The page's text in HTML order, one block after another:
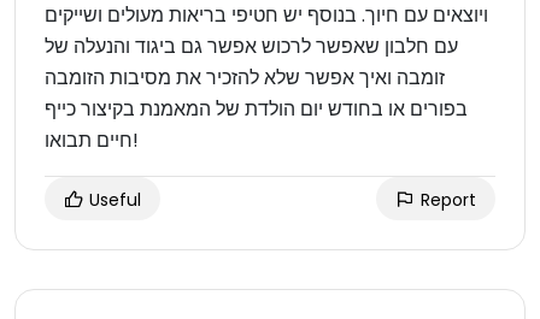
ויוצאים עם חיוך. בנוסף יש חטיפי בריאות מעולים ושייקים
עם חלבון שאפשר לרכוש אפשר גם ביגוד והנעלה של
זומבה ואיך אפשר שלא להזכיר את מסיבות הזומבה
בפורים או בחודש יום הולדת של המאמנת בקיצור כייף
חיים תבואו!
Useful Report